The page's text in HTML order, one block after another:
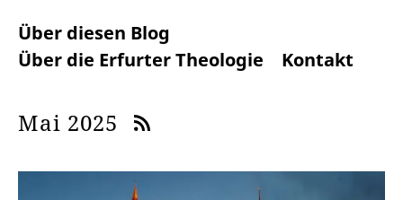
Über diesen Blog
Über die Erfurter Theologie
Kontakt
Mai 2025